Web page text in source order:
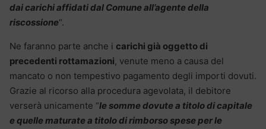
dai carichi affidati dal Comune all’agente della
riscossione“.
Ne faranno parte anche i carichi già oggetto di
precedenti rottamazioni, venute meno a causa del
mancato o non tempestivo pagamento degli importi dovuti.
Grazie al ricorso alla procedura agevolata, il debitore
verserà unicamente “le somme dovute a titolo di capitale
e quelle maturate a titolo di rimborso spese per le